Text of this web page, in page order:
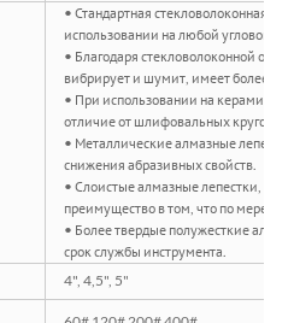
• Стандартная стекловолоконная
использовании на любой угловой
• Благодаря стекловолоконной
вибрирует и шумит, имеет более
• При использовании на
отличие от шлифовальных кругов.
• Металлические алмазные
снижения абразивных свойств.
• Слоистые алмазные лепестки,
преимущество в том, что по мере
• Более твердые полужесткие
срок службы инструмента.
4", 4,5", 5"